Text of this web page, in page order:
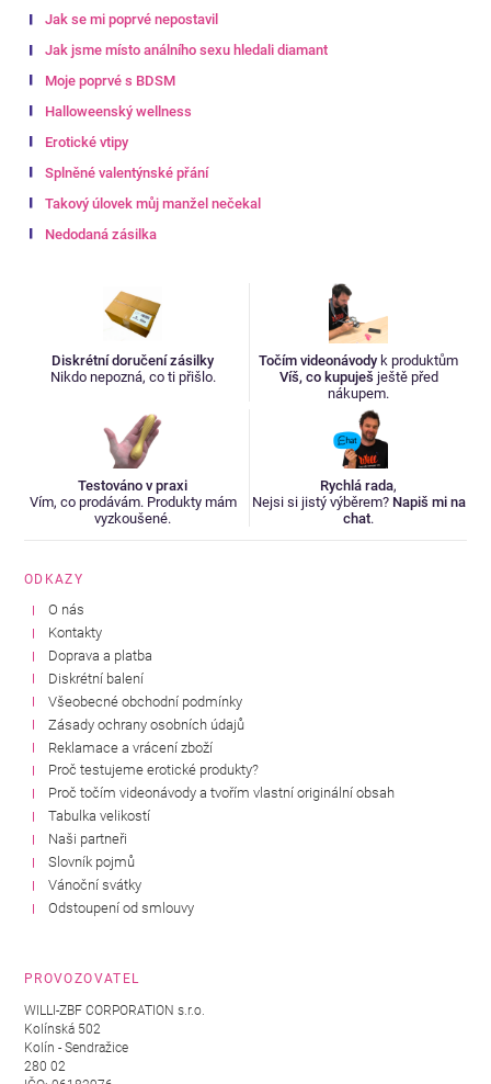
Jak se mi poprvé nepostavil
Jak jsme místo análního sexu hledali diamant
Moje poprvé s BDSM
Halloweenský wellness
Erotické vtipy
Splněné valentýnské přání
Takový úlovek můj manžel nečekal
Nedodaná zásilka
Diskrétní doručení zásilky
Nikdo nepozná, co ti přišlo.
Točím videonávody k produktům
Víš, co kupuješ ještě před
nákupem.
Testováno v praxi
Vím, co prodávám. Produkty mám
vyzkoušené.
Rychlá rada,
Nejsi si jistý výběrem? Napiš mi na
chat.
ODKAZY
O nás
Kontakty
Doprava a platba
Diskrétní balení
Všeobecné obchodní podmínky
Zásady ochrany osobních údajů
Reklamace a vrácení zboží
Proč testujeme erotické produkty?
Proč točím videonávody a tvořím vlastní originální obsah
Tabulka velikostí
Naši partneři
Slovník pojmů
Vánoční svátky
Odstoupení od smlouvy
PROVOZOVATEL
WILLI-ZBF CORPORATION s.r.o.
Kolínská 502
Kolín - Sendražice
280 02